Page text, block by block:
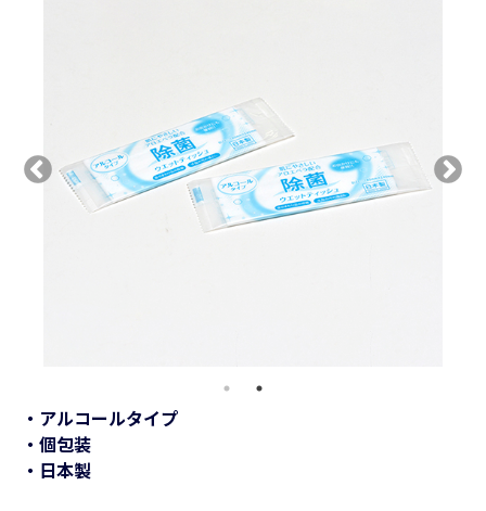
・アルコールタイプ
・個包装
・日本製